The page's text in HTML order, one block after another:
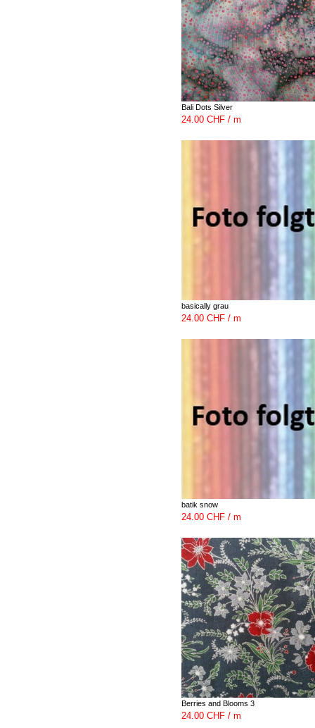
Bali Dots Silver
24.00 CHF / m
basically grau
24.00 CHF / m
batik snow
24.00 CHF / m
Berries and Blooms 3
24.00 CHF / m